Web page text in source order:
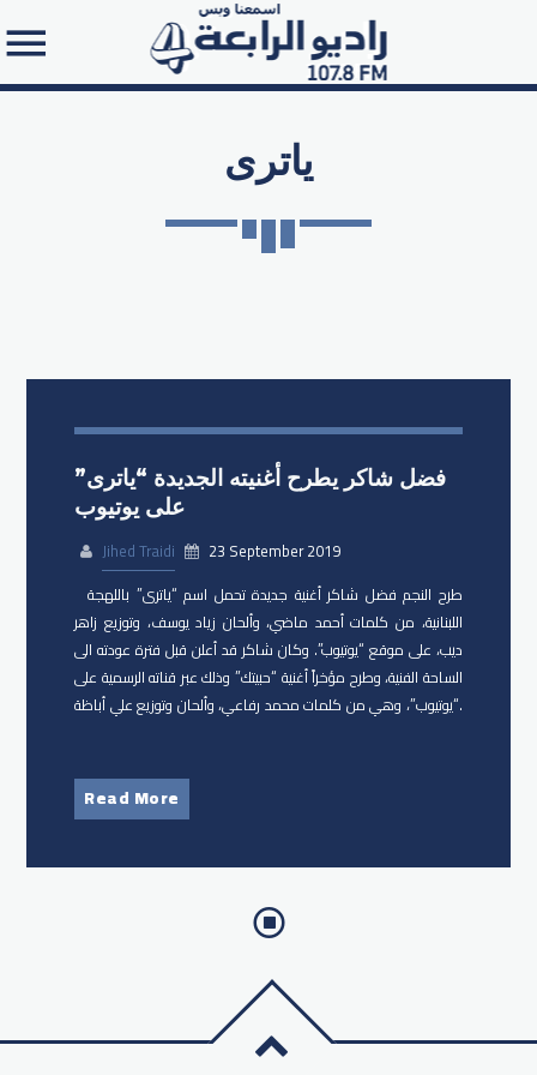
ياترى
فضل شاكر يطرح أغنيته الجديدة “ياترى”
على يوتيوب
Jihed Traidi
23 September 2019
طرح النجم فضل شاكر أغنية جديدة تحمل اسم “ياترى” باللهجة
اللبنانية، من كلمات أحمد ماضي، وألحان زياد يوسف، وتوزيع زاهر
ديب، على موقع “يوتيوب”. وكان شاكر قد أعلن قبل فترة عودته الى
الساحة الفنية، وطرح مؤخراً أغنية “حبيتك” وذلك عبر قناته الرسمية على
“يوتيوب”، وهي من كلمات محمد رفاعي، وألحان وتوزيع علي أباظة.
Read More